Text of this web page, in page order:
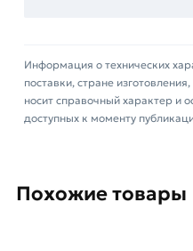
Информация о технических
поставки, стране
носит справочный характер и
доступных к моменту
Похожие товары